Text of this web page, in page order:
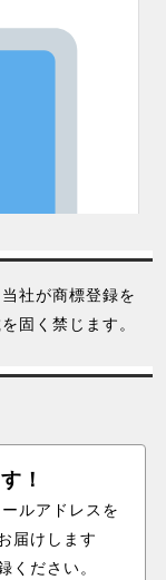
社が商標登録を
固く禁じます。
！
ルアドレスを
届けします
ください。